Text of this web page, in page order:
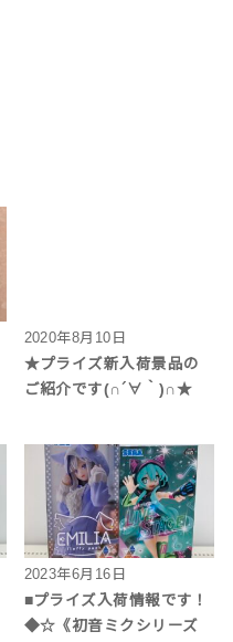
2020年8月10日
★プライズ新入荷景品の
ご紹介です(∩´∀｀)∩★
2023年6月16日
■プライズ入荷情報です！
◆☆《初音ミクシリーズ